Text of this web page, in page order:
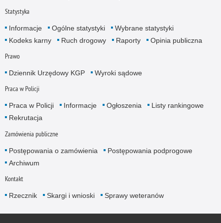
Statystyka
Informacje Ogólne statystyki
Wybrane statystyki
Kodeks karny
Ruch drogowy Raporty Opinia publiczna
Prawo
Dziennik Urzędowy KGP Wyroki sądowe
Praca w Policji
Praca w Policji Informacje Ogłoszenia
Listy rankingowe
Rekrutacja
Zamówienia publiczne
Postępowania o zamówienia
Postępowania podprogowe
Archiwum
Kontakt
Rzecznik Skargi i wnioski Sprawy weteranów